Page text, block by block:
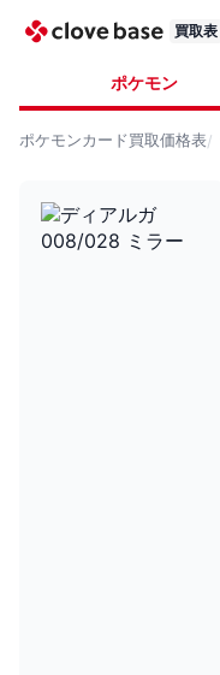
買取表
ポケモン
ポケモンカード買取価格表